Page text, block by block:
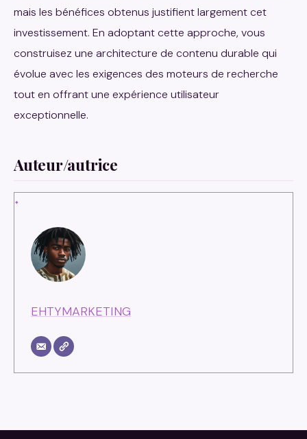
mais les bénéfices obtenus justifient largement cet
investissement. En adoptant cette approche, vous
construisez une architecture de contenu durable qui
évolue avec les exigences des moteurs de recherche
tout en offrant une expérience utilisateur
exceptionnelle.
Auteur/autrice
EHTYMARKETING